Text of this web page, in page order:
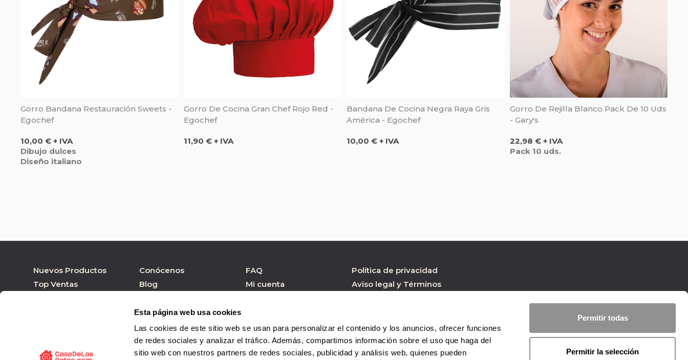
Esta página web usa cookies
Las cookies de este sitio web se usan para personalizar el contenido y los anuncios, ofrecer funciones
de redes sociales y analizar el tráfico. Además, compartimos información sobre el uso que haga del
sitio web con nuestros partners de redes sociales, publicidad y análisis web, quienes pueden
Permitir todas
Permitir la selección
Gorro Bandana Restauración Sweets -
Egochef
Precio
10,00 € + IVA
Dibujo dulces
Diseño italiano
Gorro De Cocina Gran Chef Rojo Red -
Egochef
Precio
11,90 € + IVA
Bandana De Cocina Negra Raya Gris
América - Egochef
Precio
10,00 € + IVA
Gorro De Rejilla Blanco Pack De 10 Uds
- Gary's
Precio
22,98 € + IVA
Pack 10 uds.
Nuevos Productos
Top Ventas
Conócenos
Blog
Tienda física
FAQ
Mi cuenta
Política de privacidad
Aviso legal y Términos
Condiciones de